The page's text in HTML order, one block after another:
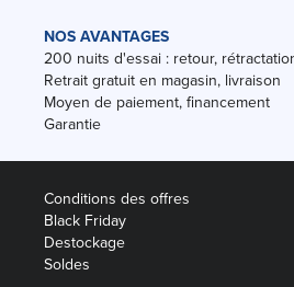
NOS AVANTAGES
200 nuits d'essai : retour,
Retrait gratuit en magasin, livraison
Moyen de paiement, financement
Garantie
Conditions des offres
Black Friday
Destockage
Soldes